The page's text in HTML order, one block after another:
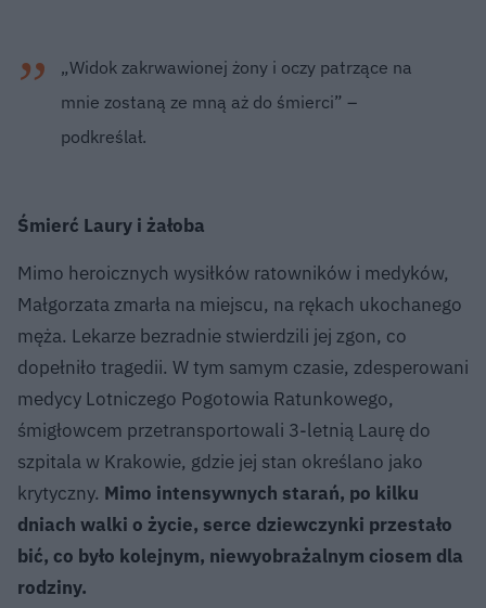
„Widok zakrwawionej żony i oczy patrzące na
mnie zostaną ze mną aż do śmierci” –
podkreślał.
Śmierć Laury i żałoba
Mimo heroicznych wysiłków ratowników i medyków,
Małgorzata zmarła na miejscu, na rękach ukochanego
męża. Lekarze bezradnie stwierdzili jej zgon, co
dopełniło tragedii. W tym samym czasie, zdesperowani
medycy Lotniczego Pogotowia Ratunkowego,
śmigłowcem przetransportowali 3-letnią Laurę do
szpitala w Krakowie, gdzie jej stan określano jako
krytyczny. Mimo intensywnych starań, po kilku
dniach walki o życie, serce dziewczynki przestało
bić, co było kolejnym, niewyobrażalnym ciosem dla
rodziny.